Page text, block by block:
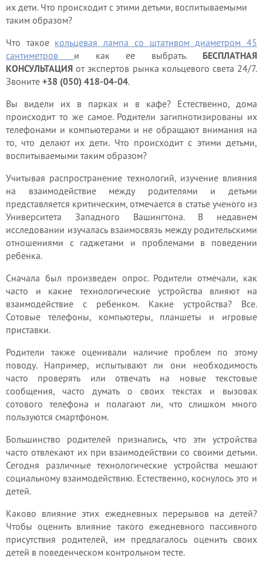
их дети. Что происходит с этими детьми, воспитываемыми
таким образом?
Что такое кольцевая лампа со штативом диаметром 45
сантиметров и как ее выбрать. БЕСПЛАТНАЯ
КОНСУЛЬТАЦИЯ от экспертов рынка кольцевого света 24/7.
Звоните +38 (050) 418-04-04.
Вы видели их в парках и в кафе? Естественно, дома
происходит то же самое. Родители загипнотизированы их
телефонами и компьютерами и не обращают внимания на
то, что делают их дети. Что происходит с этими детьми,
воспитываемыми таким образом?
Учитывая распространение технологий, изучение влияния
на взаимодействие между родителями и детьми
представляется критическим, отмечается в статье ученого из
Университета Западного Вашингтона. В недавнем
исследовании изучалась взаимосвязь между родительскими
отношениями с гаджетами и проблемами в поведении
ребенка.
Сначала был произведен опрос. Родители отмечали, как
часто и какие технологические устройства влияют на
взаимодействие с ребенком. Какие устройства? Все.
Сотовые телефоны, компьютеры, планшеты и игровые
приставки.
Родители также оценивали наличие проблем по этому
поводу. Например, испытывают ли они необходимость
часто проверять или отвечать на новые текстовые
сообщения, часто думать о своих текстах и вызовах
сотового телефона и полагают ли, что слишком много
пользуются смартфоном.
Большинство родителей признались, что эти устройства
часто отвлекают их при взаимодействии со своими детьми.
Сегодня различные технологические устройства мешают
социальному взаимодействию. Естественно, коснулось это и
детей.
Каково влияние этих ежедневных перерывов на детей?
Чтобы оценить влияние такого ежедневного пассивного
присутствия родителей, им предлагалось оценить своих
детей в поведенческом контрольном тесте.